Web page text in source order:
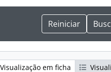
Visualização em ficha